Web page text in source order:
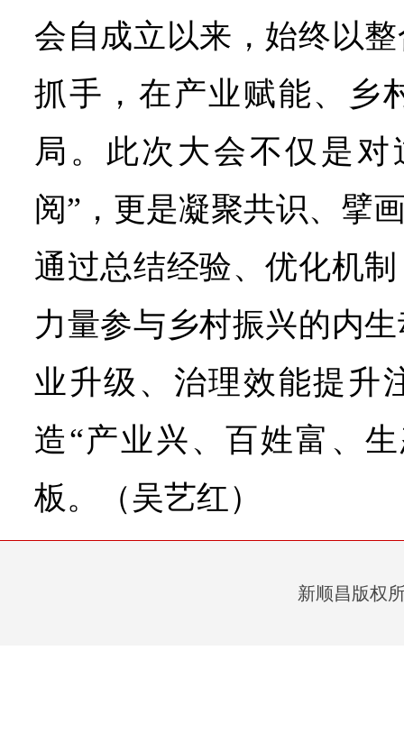
会自成立以来，始终以
抓手，在产业赋能、乡
局。此次大会不仅是
阅”，更是凝聚共识、擘
通过总结经验、优化机
力量参与乡村振兴的内
业升级、治理效能提升
造“产业兴、百姓富、
板。（吴艺红）
新顺昌版权